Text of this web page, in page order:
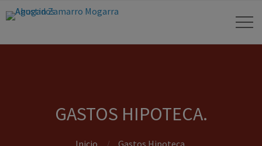
GASTOS HIPOTECA.
Inicio Gastos Hipoteca.